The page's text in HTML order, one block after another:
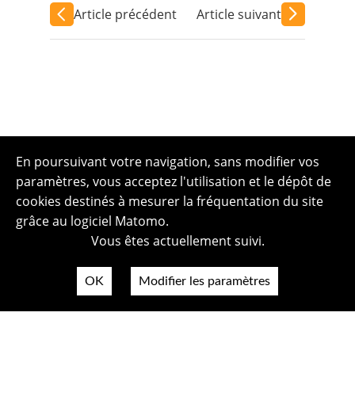
Article précédent Article suivant
En poursuivant votre navigation, sans modifier vos
paramètres, vous acceptez l'utilisation et le dépôt de
cookies destinés à mesurer la fréquentation du site
grâce au logiciel Matomo.
Vous êtes actuellement suivi.
OK Modifier les paramètres